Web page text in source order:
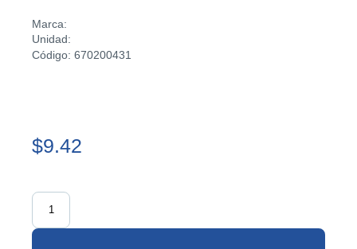
Marca:
Unidad:
Código: 670200431
$9.42